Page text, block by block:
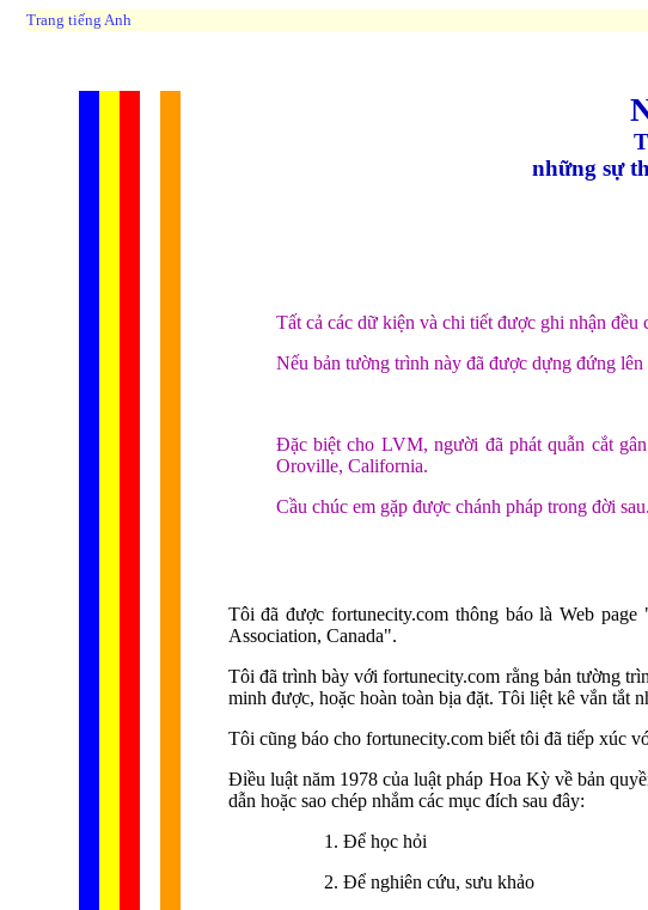
Trang tiếng Anh
những sự
Tất cả các dữ kiện và chi tiết được ghi nhận
Nếu bản tường trình này đã được dựng đứng
Đặc biệt cho LVM, người đã phát quẫn cắt
Oroville, California.
Cầu chúc em gặp được chánh pháp trong đời sau.
Tôi đã được fortunecity.com thông báo là Web
Association, Canada".
Tôi đã trình bày với fortunecity.com rằng bản tường
minh được, hoặc hoàn toàn bịa đặt. Tôi liệt kê vắn tắt
Tôi cũng báo cho fortunecity.com biết tôi đã tiếp xúc
Điều luật năm 1978 của luật pháp Hoa Kỳ về bản
dẫn hoặc sao chép nhắm các mục đích sau đây:
1. Để học hỏi
2. Để nghiên cứu, sưu khảo